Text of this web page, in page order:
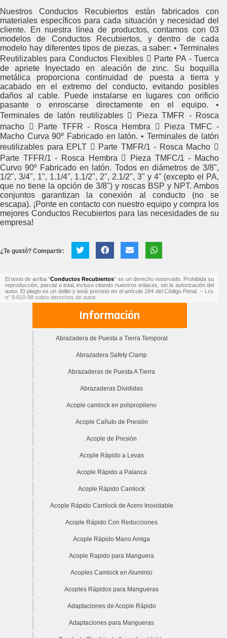
Nuestros Conductos Recubiertos están fabricados con
materiales específicos para cada situación y necesidad del
cliente. En nuestra línea de productos, contamos con 03
modelos de Conductos Recubiertos, y dentro de cada
modelo hay diferentes tipos de piezas, a saber: • Terminales
Reutilizables para Conductos Flexibles  Parte PA - Tuerca
de apriete Inyectado en aleación de zinc. Su boquilla
metálica proporciona continuidad de puesta a tierra y
acabado en el extremo del conducto, evitando posibles
daños al cable. Puede instalarse en lugares con orificio
pasante o enroscarse directamente en el equipo. •
Terminales de latón reutilizables  Pieza TMFR - Rosca
macho  Parte TFFR - Rosca Hembra  Pieza TMFC -
Macho Curva 90º Fabricado en latón. • Terminales de latón
reutilizables para EPLT  Parte TMFR/1 - Rosca Macho 
Parte TFFR/1 - Rosca Hembra  Pieza TMFC/1 - Macho
Curvo 90º Fabricado en latón. Todos en diámetros de 3/8",
1/2", 3/4", 1", 1.1/4", 1.1/2", 2", 2.1/2", 3" y 4" (excepto el PA,
que no tiene la opción de 3/8") y roscas BSP y NPT. Ambos
conjuntos garantizan la conexión al conducto (no se
escapa). ¡Ponte en contacto con nuestro equipo y compra los
mejores Conductos Recubiertos para las necesidades de su
empresa!
¿Te gustó? Compartir:
El texto de arriba "Conductos Recubiertos" es un derecho reservado. Prohibida su
reproducción, parcial o total, incluso citando nuestros enlaces, sin la autorización del
autor. El plagio es un delito y está previsto en el artículo 184 del Código Penal. – Ley
n° 9.610-98 sobre derechos de autor.
Información
Abrazadera de Puesta a Tierra Temporal
Abrazadera Safety Clamp
Abrazaderas de Puesta A Tierra
Abrazaderas Divididas
Acople camlock en polipropileno
Acople Cañuto de Presión
Acople de Presión
Acople Rápido a Levas
Acople Rápido a Palanca
Acople Rápido Camlock
Acople Rápido Camlock de Acero Inoxidable
Acople Rápido Con Reducciones
Acople Rápido Mano Amiga
Acople Rapido para Manguera
Acoples Camlock en Aluminio
Acoples Rápidos para Mangueras
Adaptaciones de Acople Rápido
Adaptaciones para Mangueras